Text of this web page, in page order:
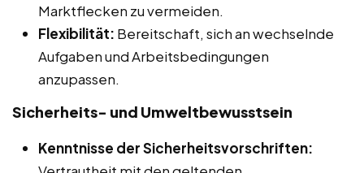
Marktflecken zu vermeiden.
Flexibilität: Bereitschaft, sich an wechselnde
Aufgaben und Arbeitsbedingungen
anzupassen.
Sicherheits- und Umweltbewusstsein
Kenntnisse der Sicherheitsvorschriften: